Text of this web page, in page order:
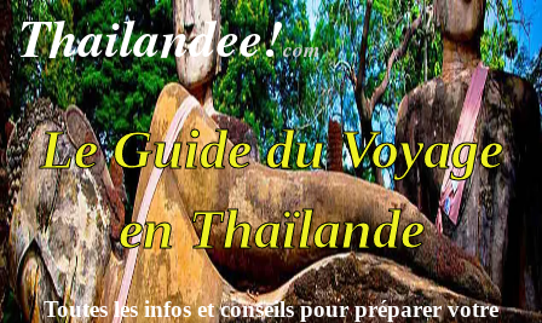
Thailandee!com
Le Guide du Voyage
en Thaïlande
Toutes les infos et conseils pour préparer votre